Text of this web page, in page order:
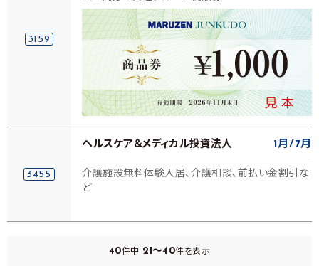
3159
3455
ヘルスケア＆メディカル投資法人 1月 7月
介護施設無料体験入居、介護相談、前払い金割引な
ど
40件中 21～40件を表示